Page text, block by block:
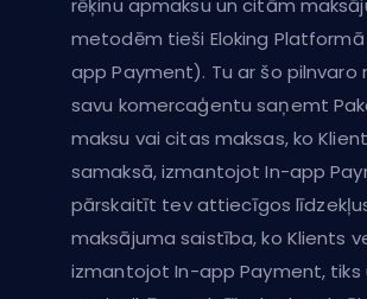
rēķinu apmaksu un citām
metodēm tieši Eloking Platformā
app Payment). Tu ar šo pilnvaro
savu komercaģentu saņemt
maksu vai citas maksas, ko
samaksā, izmantojot In-app
pārskaitīt tev attiecīgos
maksājuma saistība, ko Klients
izmantojot In-app Payment,